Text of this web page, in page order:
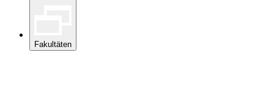
Fakultäten